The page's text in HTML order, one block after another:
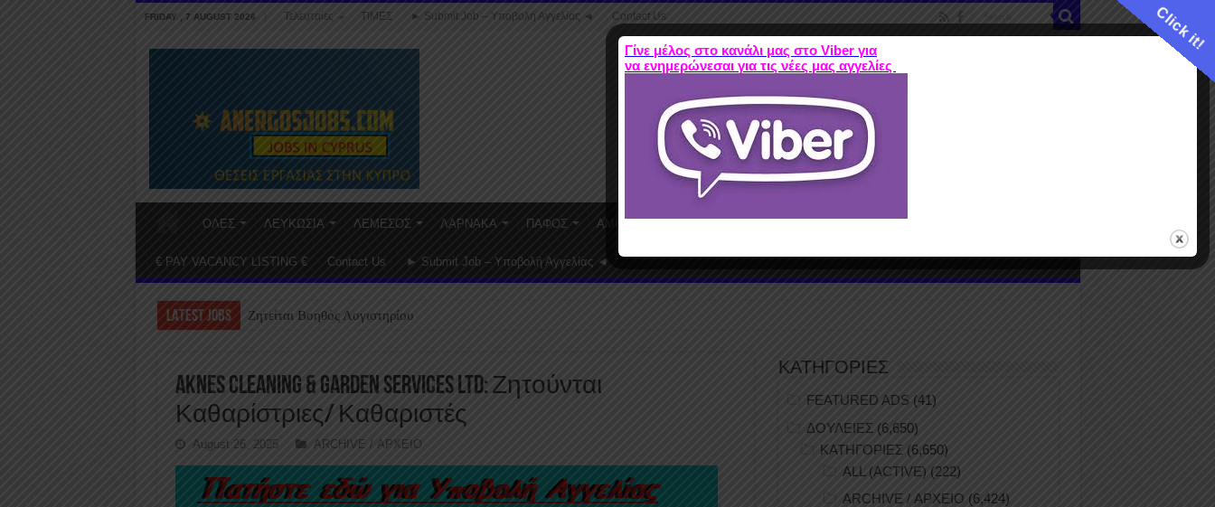
FRIDAY , 7 AUGUST 2026 Τελευταίες ΤΙΜΕΣ ► Submit Job – Υποβολή Αγγελίας ◄ Contact Us
ΟΛΕΣ ΛΕΥΚΩΣΙΑ ΛΕΜΕΣΟΣ ΛΑΡΝΑΚΑ ΠΑΦΟΣ ΑΜΜΟΧΩΣΤΟΣ
€ PAY VACANCY LISTING € Contact Us ► Submit Job – Υποβολή Αγγελίας ◄
LATEST JOBS Ζητείται Βοηθός Λογιστηρίου
AKNES CLEANING & GARDEN SERVICES LTD: Ζητούνται
Καθαρίστριες/ Καθαριστές
August 26, 2025 ARCHIVE / ΑΡΧΕΙΟ
ΚΑΤΗΓΟΡΙΕΣ
FEATURED ADS (41)
ΔΟΥΛΕΙΕΣ (6,650)
ΚΑΤΗΓΟΡΙΕΣ (6,650)
ALL (ACTIVE) (222)
ARCHIVE / ΑΡΧΕΙΟ (6,424)
Click it!
Γίνε μέλος στο κανάλι μας στο Viber για
να ενημερώνεσαι για τις νέες μας αγγελίες